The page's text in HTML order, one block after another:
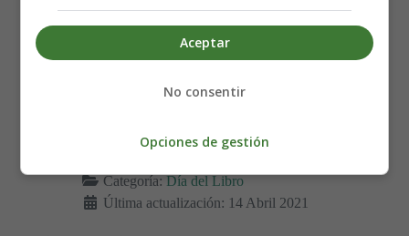
Categoría: Día del Libro
Última actualización: 14 Abril 2021
Aceptar
No consentir
Opciones de gestión